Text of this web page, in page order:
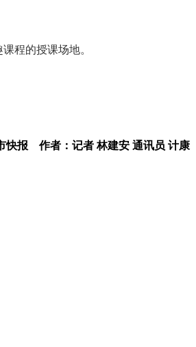
程的授课场地。
快报 作者：记者 林建安 通讯员 计康